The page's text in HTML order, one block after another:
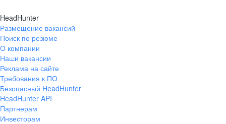
HeadHunter
Размещение вакансий
Поиск по резюме
О компании
Наши вакансии
Реклама на сайте
Требования к ПО
Безопасный HeadHunter
HeadHunter API
Партнерам
Инвесторам